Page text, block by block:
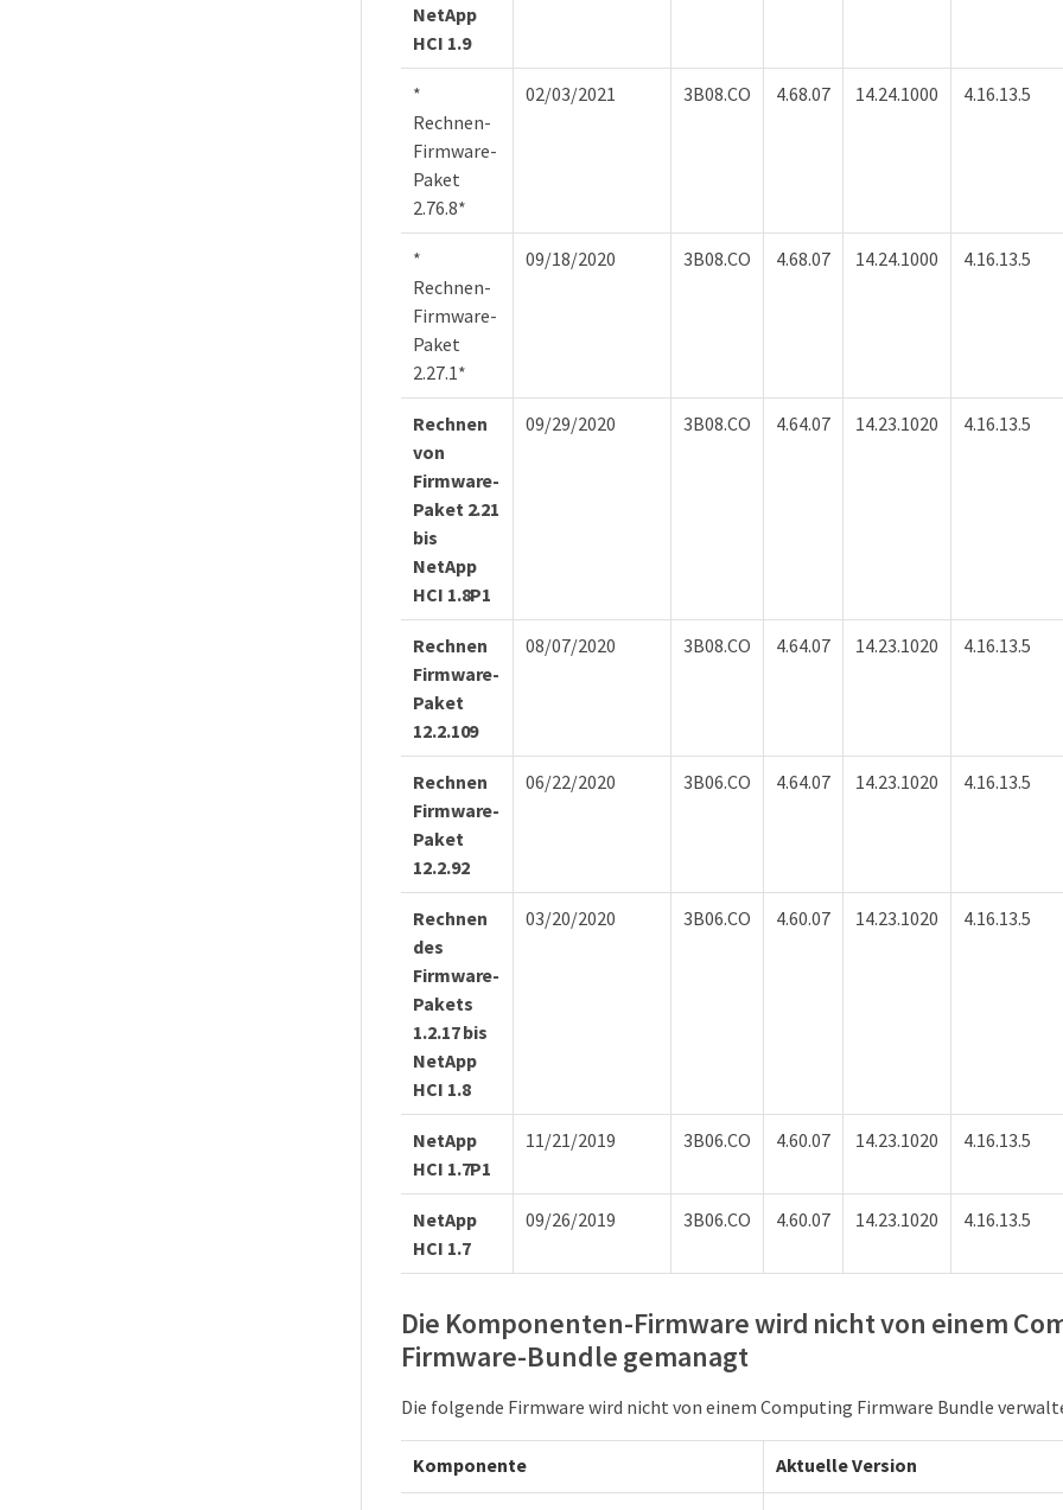
NetApp
HCI 1.9
*
Rechnen-
Firmware-
Paket
2.76.8*
02/03/2021 3B08.CO 4.68.07 14.24.1000 4.16.13.5
*
Rechnen-
Firmware-
Paket
2.27.1*
09/18/2020 3B08.CO 4.68.07 14.24.1000 4.16.13.5
Rechnen
von
Firmware-
Paket 2.21
bis
NetApp
HCI 1.8P1
09/29/2020 3B08.CO 4.64.07 14.23.1020 4.16.13.5
Rechnen
Firmware-
Paket
12.2.109
08/07/2020 3B08.CO 4.64.07 14.23.1020 4.16.13.5
Rechnen
Firmware-
Paket
12.2.92
06/22/2020 3B06.CO 4.64.07 14.23.1020 4.16.13.5
Rechnen
des
Firmware-
Pakets
1.2.17 bis
NetApp
HCI 1.8
03/20/2020 3B06.CO 4.60.07 14.23.1020 4.16.13.5
NetApp
HCI 1.7P1
11/21/2019 3B06.CO 4.60.07 14.23.1020 4.16.13.5
NetApp
HCI 1.7
09/26/2019 3B06.CO 4.60.07 14.23.1020 4.16.13.5
Die Komponenten-Firmware wird nicht von einem
Firmware-Bundle gemanagt
Die folgende Firmware wird nicht von einem Computing Firmware Bundle
Komponente Aktuelle Version